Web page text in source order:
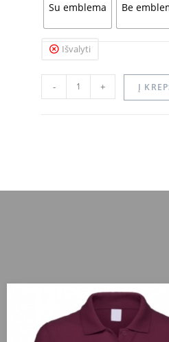
Su emblema Be
Išvalyti
- + Į